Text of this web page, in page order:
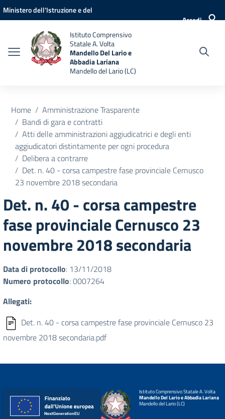
Vai ai contenuti
Vai al menu di navigazione
Vai al footer
Ministero dell'Istruzione e del
Accedi
Istituto Comprensivo
Statale A. Volta
Mandello Del Lario e
Abbadia Lariana
Mandello del Lario (LC)
Home
Amministrazione Trasparente
Bandi di gara e contratti
Atti delle amministrazioni aggiudicatrici e degli enti
aggiudicatori distintamente per ogni procedura
Delibera a contrarre
Det. n. 40 - corsa campestre fase provinciale Cernusco
23 novembre 2018 secondaria
Det. n. 40 - corsa campestre
fase provinciale Cernusco 23
novembre 2018 secondaria
Data di protocollo: 13/11/2018
Numero protocollo: 0007264
Allegati:
Det. n. 40 - corsa campestre fase provinciale Cernusco 23
novembre 2018 secondaria.pdf
Istituto Comprensivo Statale A. Volta
Mandello Del Lario e Abbadia Lariana
Mandello del Lario (LC)